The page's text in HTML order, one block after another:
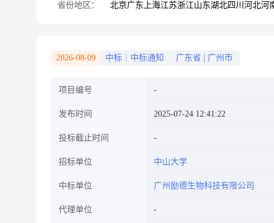
省份地区： 北京广东 上海江苏浙江山东湖北四川 河北河
2026-08-09 中标｜中标通知 广东省 广州市
项目编号
发布时间 2025-07-24 12:41:22
投标截止时间
招标单位 中山大学
中标单位 广州励德生物科技有限公司
代理单位